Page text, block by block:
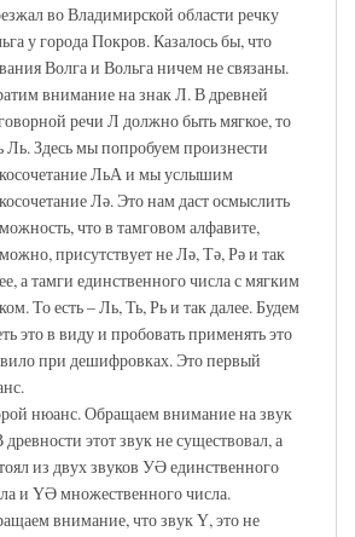
во Владимирской области речку
у города Покров. Казалось бы, что
Волга и Вольга ничем не связаны.
внимание на знак Л. В древней
речи Л должно быть мягкое, то
Ль. Здесь мы попробуем произнести
ЛьА и мы услышим
Лә. Это нам даст осмыслить
что в тамговом алфавите,
присутствует не Лә, Тә, Рә и так
а тамги единственного числа с мягким
То есть – Ль, Ть, Рь и так далее. Будем
это в виду и пробовать применять это
при дешифровках. Это первый
нюанс. Обращаем внимание на звук
этот звук не существовал, а
из двух звуков УӘ единственного
и ҮӘ множественного числа.
внимание, что звук Ү, это не